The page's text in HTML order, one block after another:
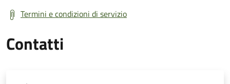
Termini e condizioni di servizio
Contatti